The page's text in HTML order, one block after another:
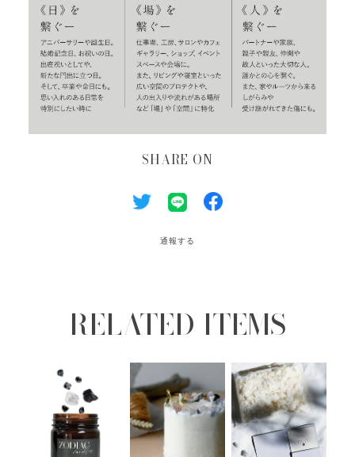
SHARE ON
通報する
RELATED ITEMS